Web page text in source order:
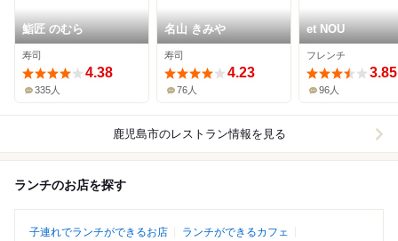
鮨匠 のむら
寿司
4.38
335人
名山 きみや
寿司
4.23
76人
et NOU
フレンチ
3.85
96人
鹿児島市のレストラン情報を見る
ランチのお店を探す
子連れでランチができるお店
ランチができるカフェ